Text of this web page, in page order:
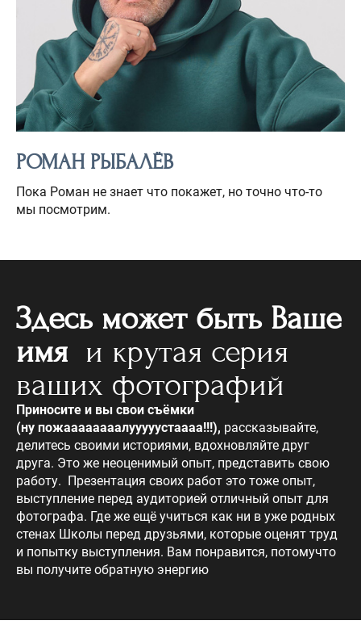
РОМАН РЫБАЛЁВ
Пока Роман не знает что покажет, но точно что-то
мы посмотрим.
Здесь может быть Ваше
имя и крутая серия
ваших фотографий
Приносите и вы свои съёмки
(ну пожаааааааалууууустаааа!!!), рассказывайте,
делитесь своими историями, вдохновляйте друг
друга. Это же неоценимый опыт, представить свою
работу. Презентация своих работ это тоже опыт,
выступление перед аудиторией отличный опыт для
фотографа. Где же ещё учиться как ни в уже родных
стенах Школы перед друзьями, которые оценят труд
и попытку выступления. Вам понравится, потомучто
вы получите обратную энергию